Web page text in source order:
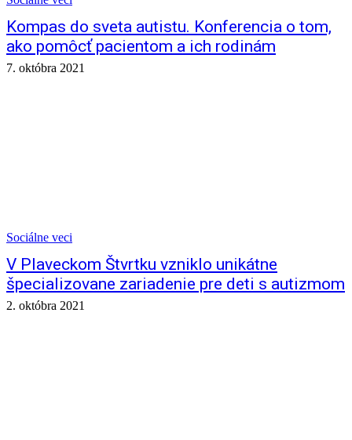
Kompas do sveta autistu. Konferencia o tom,
ako pomôcť pacientom a ich rodinám
7. októbra 2021
Sociálne veci
V Plaveckom Štvrtku vzniklo unikátne
špecializovane zariadenie pre deti s autizmom
2. októbra 2021